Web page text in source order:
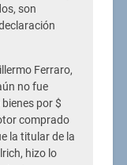
son
Ferraro,
no fue
por $
comprado
la titular de la
hizo lo